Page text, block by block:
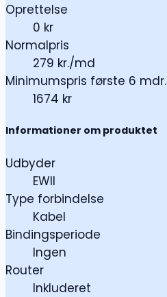
Oprettelse
0 kr
Normalpris
279 kr./md
Minimumspris første 6 mdr.
1674 kr
Informationer om produktet
Udbyder
EWII
Type forbindelse
Kabel
Bindingsperiode
Ingen
Router
Inkluderet